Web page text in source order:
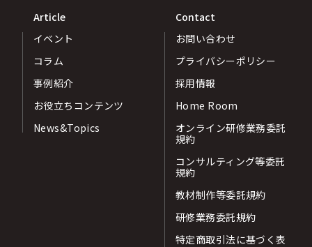
Article
イベント
コラム
事例紹介
お役立ちコンテンツ
News&Topics
Contact
お問い合わせ
プライバシーポリシー
採用情報
Home Room
オンライン研修業務委託
規約
コンサルティング等委託
規約
教材制作等委託規約
研修業務委託規約
特定商取引法に基づく表